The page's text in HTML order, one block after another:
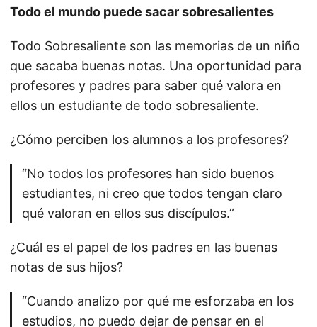
Todo el mundo puede sacar sobresalientes
Todo Sobresaliente son las memorias de un niño
que sacaba buenas notas. Una oportunidad para
profesores y padres para saber qué valora en
ellos un estudiante de todo sobresaliente.
¿Cómo perciben los alumnos a los profesores?
“No todos los profesores han sido buenos
estudiantes, ni creo que todos tengan claro
qué valoran en ellos sus discípulos.”
¿Cuál es el papel de los padres en las buenas
notas de sus hijos?
“Cuando analizo por qué me esforzaba en los
estudios, no puedo dejar de pensar en el